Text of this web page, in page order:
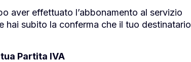
aver effettuato l’abbonamento al servizio
hai subito la conferma che il tuo destinatario
Partita IVA